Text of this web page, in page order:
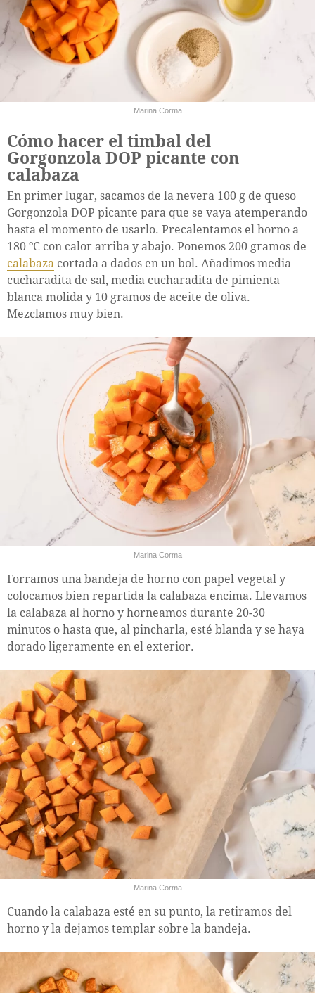
Marina Corma
Cómo hacer el timbal del
Gorgonzola DOP picante con
calabaza
En primer lugar, sacamos de la nevera 100 g de queso
Gorgonzola DOP picante para que se vaya atemperando
hasta el momento de usarlo. Precalentamos el horno a
180 ºC con calor arriba y abajo. Ponemos 200 gramos de
calabaza cortada a dados en un bol. Añadimos media
cucharadita de sal, media cucharadita de pimienta
blanca molida y 10 gramos de aceite de oliva.
Mezclamos muy bien.
Marina Corma
Forramos una bandeja de horno con papel vegetal y
colocamos bien repartida la calabaza encima. Llevamos
la calabaza al horno y horneamos durante 20-30
minutos o hasta que, al pincharla, esté blanda y se haya
dorado ligeramente en el exterior.
Marina Corma
Cuando la calabaza esté en su punto, la retiramos del
horno y la dejamos templar sobre la bandeja.